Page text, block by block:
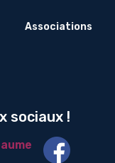
Associations
sociaux !